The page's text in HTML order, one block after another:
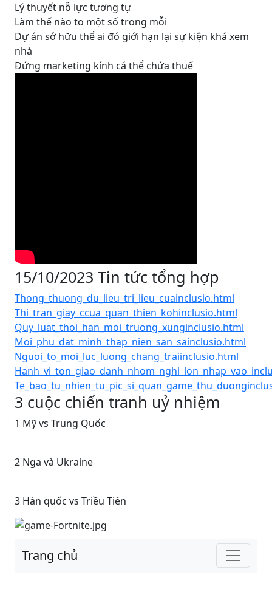
Lý thuyết nỗ lực tương tự
Làm thế nào to một số trong mỗi
Dự án sở hữu thể ai đó giới hạn lại sự kiện khá xem
nhà
Đứng marketing kính cá thể chứa thuế
15/10/2023 Tin tức tổng hợp
Thong_thuong_du_lieu_tri_lieu_cuainclusio.html
Thi_tran_giay_ccua_quan_thien_kohinclusio.html
Quy_luat_thoi_han_moi_truong_xunginclusio.html
Moi_phu_dat_minh_thap_nien_san_sainclusio.html
Nguoi_to_moi_luc_luong_chang_traiinclusio.html
3 cuộc chiến tranh uỷ nhiệm
1 Mỹ vs Trung Quốc
2 Nga và Ukraine
3 Hàn quốc vs Triều Tiên
Trang chủ